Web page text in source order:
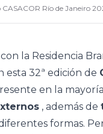
Río de Janeiro
la Residencia
esta 32ª edición de
en la
, además de
formas.